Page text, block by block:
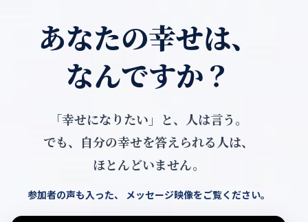
あなたの幸せは、
なんですか？
「幸せになりたい」と、人は言う。
でも、自分の幸せを答えられる人は、
ほとんどいません。
参加者の声も入った、 メッセージ映像をご覧ください。